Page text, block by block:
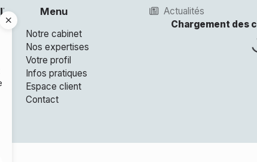
AUDIT ADOUR BEARN
16 rue Lapeyrere
64300 ORTHEZ
Voir la carte
05 59 69 09 47
Contact
AUDIT ADOUR BEARN
Menu
Notre cabinet
Nos expertises
Votre profil
Infos pratiques
Espace client
Contact
Actualités